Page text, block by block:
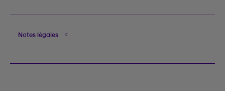
Notes légales